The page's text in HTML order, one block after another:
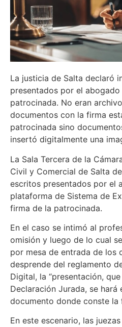
La justicia de Salta declaró
presentados por el
patrocinada. No eran
documentos con la firma
patrocinada sino
insertó digitalmente una
La Sala Tercera de la
Civil y Comercial de Salta
escritos presentados por el
plataforma de Sistema de
firma de la patrocinada.
En el caso se intimó al
omisión y luego de lo cual
por mesa de entrada de los
desprende del reglamento
Digital, la “presentación,
Declaración Jurada, se hará
documento donde conste la
En este escenario, las